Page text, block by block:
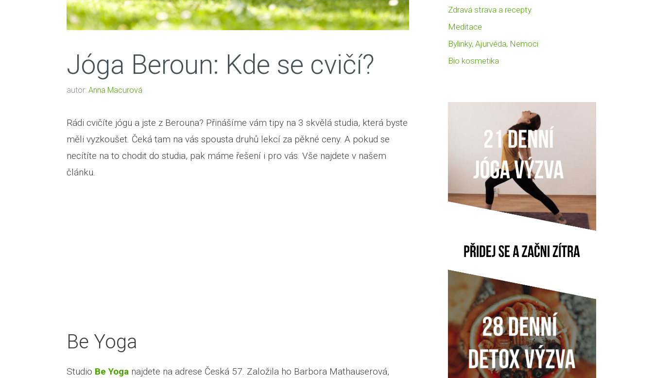
Jóga Beroun: Kde se cvičí?
autor: Anna Macurová
Rádi cvičíte jógu a jste z Berouna? Přinášíme vám tipy na 3 skvělá studia, která byste
měli vyzkoušet. Čeká tam na vás spousta druhů lekcí za pěkné ceny. A pokud se
necítíte na to chodit do studia, pak máme řešení i pro vás. Vše najdete v našem
článku.
Be Yoga
Studio Be Yoga najdete na adrese Česká 57. Založila ho Barbora Mathauserová,
Zdravá strava a recepty
Meditace
Bylinky, Ajurvéda, Nemoci
Bio kosmetika